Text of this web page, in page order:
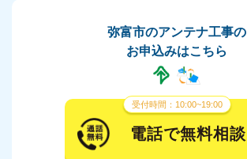
弥富市のアンテナ工事の
お申込みはこちら
受付時間：10:00~19:00
電話で無料相談